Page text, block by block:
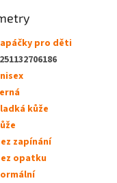
pro děti
kůže
zapínání
opatku